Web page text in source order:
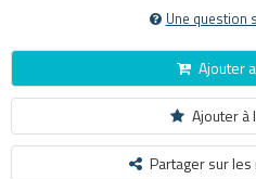
Une question
Ajouter
Ajouter à
Partager sur